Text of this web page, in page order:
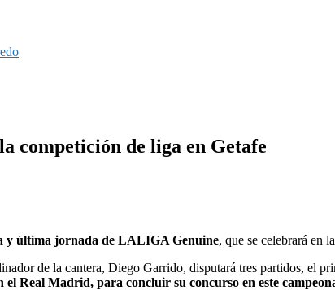
competición de liga en Getafe
y última jornada de LALIGA Genuine, que se celebrará en
de la cantera, Diego Garrido, disputará tres partidos, el
Real Madrid, para concluir su concurso en este